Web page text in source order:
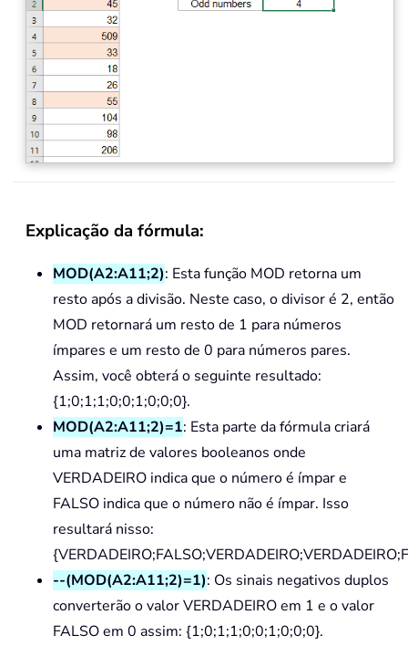
Explicação da fórmula:
MOD(A2:A11;2): Esta função MOD retorna um
resto após a divisão. Neste caso, o divisor é 2, então
MOD retornará um resto de 1 para números
ímpares e um resto de 0 para números pares.
Assim, você obterá o seguinte resultado:
{1;0;1;1;0;0;1;0;0;0}.
MOD(A2:A11;2)=1: Esta parte da fórmula criará
uma matriz de valores booleanos onde
VERDADEIRO indica que o número é ímpar e
FALSO indica que o número não é ímpar. Isso
resultará nisso:
--(MOD(A2:A11;2)=1): Os sinais negativos duplos
converterão o valor VERDADEIRO em 1 e o valor
FALSO em 0 assim: {1;0;1;1;0;0;1;0;0;0}.